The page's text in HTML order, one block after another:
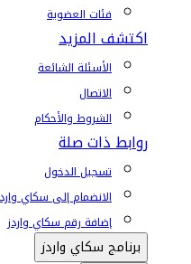
فئات العضوية
اكتشف المزيد
الأسئلة الشائعة
الاتصال
الشروط والأحكام
روابط ذات صلة
تسجيل الدخول
الانضمام إلى سكاي
إضافة رقم سكاي واردز
برنامج سكاي واردز